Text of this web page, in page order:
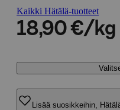
Kaikki Hätälä-tuotteet
18,90 €/kg
Lisää suosikkeihin,